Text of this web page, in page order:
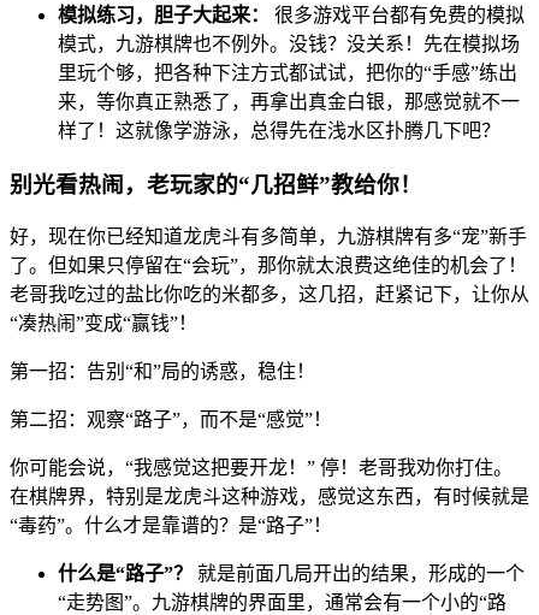
模拟练习，胆子大起来：
很多游戏平台都有免费的模拟
模式，九游棋牌也不例外。没钱？没关系！先在模拟场
里玩个够，把各种下注方式都试试，把你的“手感”练出
来，等你真正熟悉了，再拿出真金白银，那感觉就不一
样了！这就像学游泳，总得先在浅水区扑腾几下吧？
别光看热闹，老玩家的“几招鲜”教给你！
好，现在你已经知道龙虎斗有多简单，九游棋牌有多“宠”新手
了。但如果只停留在“会玩”，那你就太浪费这绝佳的机会了！
老哥我吃过的盐比你吃的米都多，这几招，赶紧记下，让你从
“凑热闹”变成“赢钱”！
第一招：告别“和”局的诱惑，稳住！
第二招：观察“路子”，而不是“感觉”！
你可能会说，“我感觉这把要开龙！” 停！老哥我劝你打住。
在棋牌界，特别是龙虎斗这种游戏，感觉这东西，有时候就是
“毒药”。什么才是靠谱的？是“路子”！
什么是“路子”？
就是前面几局开出的结果，形成的一个
“走势图”。九游棋牌的界面里，通常会有一个小的“路